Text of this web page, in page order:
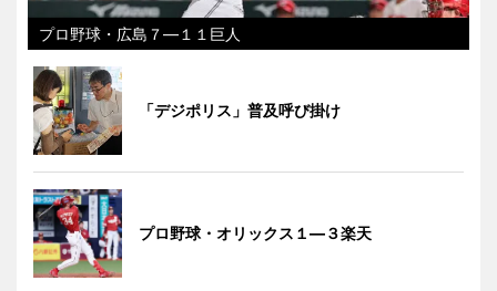
プロ野球・広島７―１１巨人
「デジポリス」普及呼び掛け
プロ野球・オリックス１―３楽天